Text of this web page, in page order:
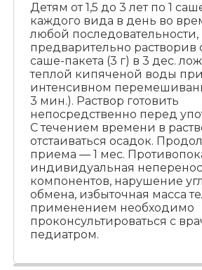
Детям от 1,5 до 3 лет по 1
каждого вида в день во
любой последовательности,
предварительно
саше-пакета (3 г) в 3 дес.
теплой кипяченой воды при
интенсивном
3 мин.). Раствор готовить
непосредственно перед
С течением времени в
отстаиваться осадок.
приема — 1 мес.
индивидуальная
компонентов, нарушение
обмена, избыточная масса
применением необходимо
проконсультироваться с
педиатром.